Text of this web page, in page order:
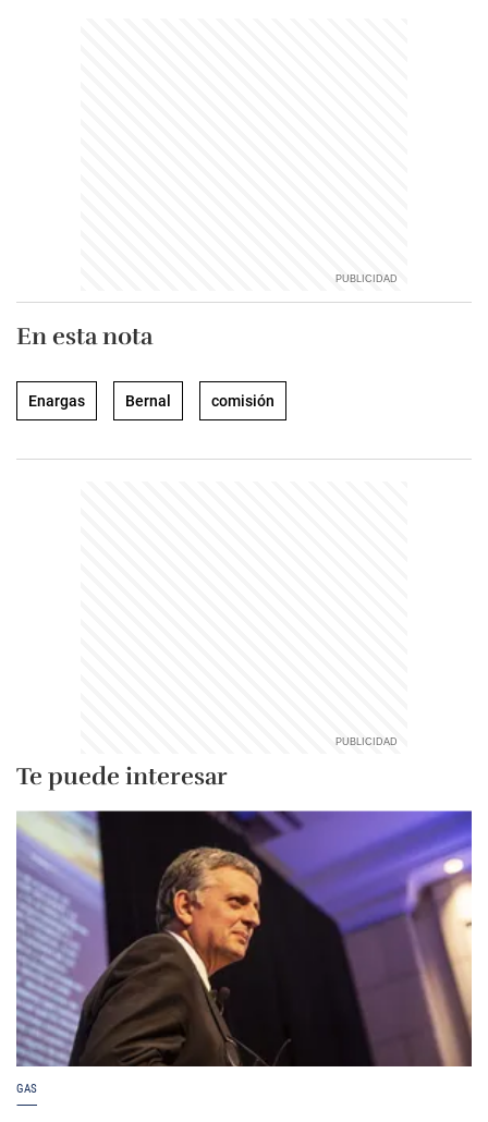
En esta nota
Enargas Bernal comisión
Te puede interesar
GAS